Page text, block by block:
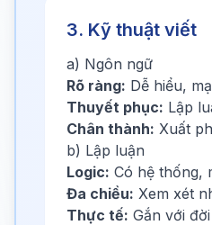
3. Kỹ thuật viết
a) Ngôn ngữ
Rõ ràng: Dễ hiểu,
Thuyết phục: Lập
Chân thành: Xuất
b) Lập luận
Logic: Có hệ thống,
Đa chiều: Xem xét
Thực tế: Gắn với